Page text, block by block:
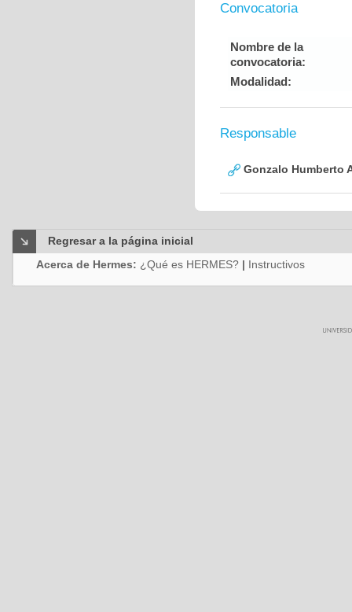
Convocatoria
Nombre de la
convocatoria:
Modalidad:
Responsable
Gonzalo Humberto
Regresar a la página inicial
Acerca de Hermes: ¿Qué es HERMES? | Instructivos